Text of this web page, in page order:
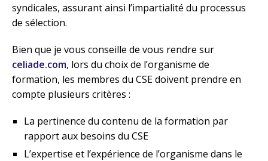
syndicales, assurant ainsi l’impartialité du processus
de sélection.
Bien que je vous conseille de vous rendre sur
celiade.com, lors du choix de l’organisme de
formation, les membres du CSE doivent prendre en
compte plusieurs critères :
La pertinence du contenu de la formation par
rapport aux besoins du CSE
L’expertise et l’expérience de l’organisme dans le